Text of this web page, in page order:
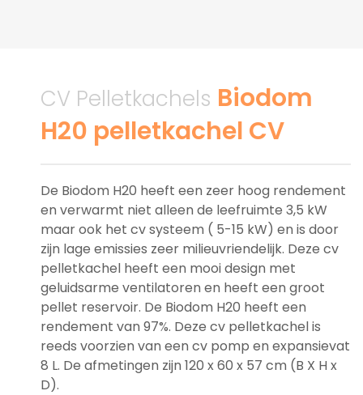
CV Pelletkachels Biodom
H20 pelletkachel CV
De Biodom H20 heeft een zeer hoog rendement
en verwarmt niet alleen de leefruimte 3,5 kW
maar ook het cv systeem ( 5-15 kW) en is door
zijn lage emissies zeer milieuvriendelijk. Deze cv
pelletkachel heeft een mooi design met
geluidsarme ventilatoren en heeft een groot
pellet reservoir. De Biodom H20 heeft een
rendement van 97%. Deze cv pelletkachel is
reeds voorzien van een cv pomp en expansievat
8 L. De afmetingen zijn 120 x 60 x 57 cm (B X H x
D).